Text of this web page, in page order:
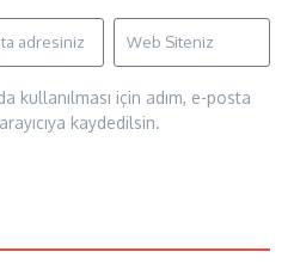
kullanılması için adım, e-posta
kaydedilsin.